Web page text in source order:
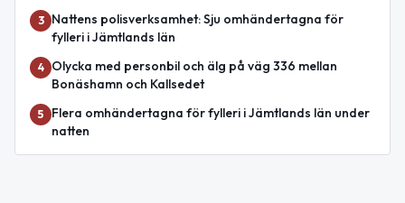
3
Nattens polisverksamhet: Sju omhändertagna för
fylleri i Jämtlands län
4
Olycka med personbil och älg på väg 336 mellan
Bonäshamn och Kallsedet
5
Flera omhändertagna för fylleri i Jämtlands län under
natten